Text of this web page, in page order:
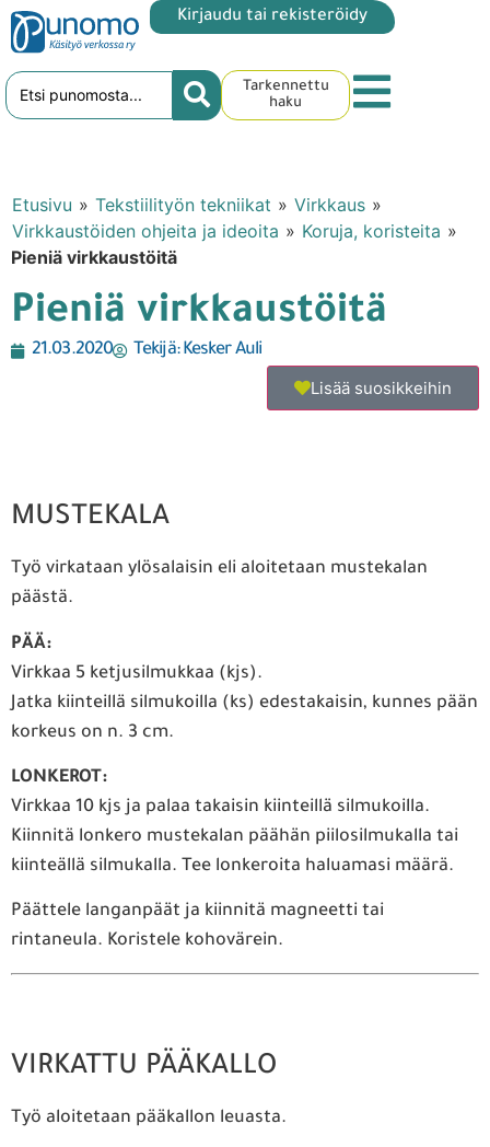
Kirjaudu tai rekisteröidy
Tarkennettu
haku
Etusivu » Tekstiilityön tekniikat » Virkkaus »
Virkkaustöiden ohjeita ja ideoita » Koruja, koristeita »
Pieniä virkkaustöitä
Pieniä virkkaustöitä
21.03.2020 Tekijä:Kesker Auli
Lisää suosikkeihin
MUSTEKALA
Työ virkataan ylösalaisin eli aloitetaan mustekalan
päästä.
PÄÄ:
Virkkaa 5 ketjusilmukkaa (kjs).
Jatka kiinteillä silmukoilla (ks) edestakaisin, kunnes pään
korkeus on n. 3 cm.
LONKEROT:
Virkkaa 10 kjs ja palaa takaisin kiinteillä silmukoilla.
Kiinnitä lonkero mustekalan päähän piilosilmukalla tai
kiinteällä silmukalla. Tee lonkeroita haluamasi määrä.
Päättele langanpäät ja kiinnitä magneetti tai
rintaneula. Koristele kohovärein.
VIRKATTU PÄÄKALLO
Työ aloitetaan pääkallon leuasta.